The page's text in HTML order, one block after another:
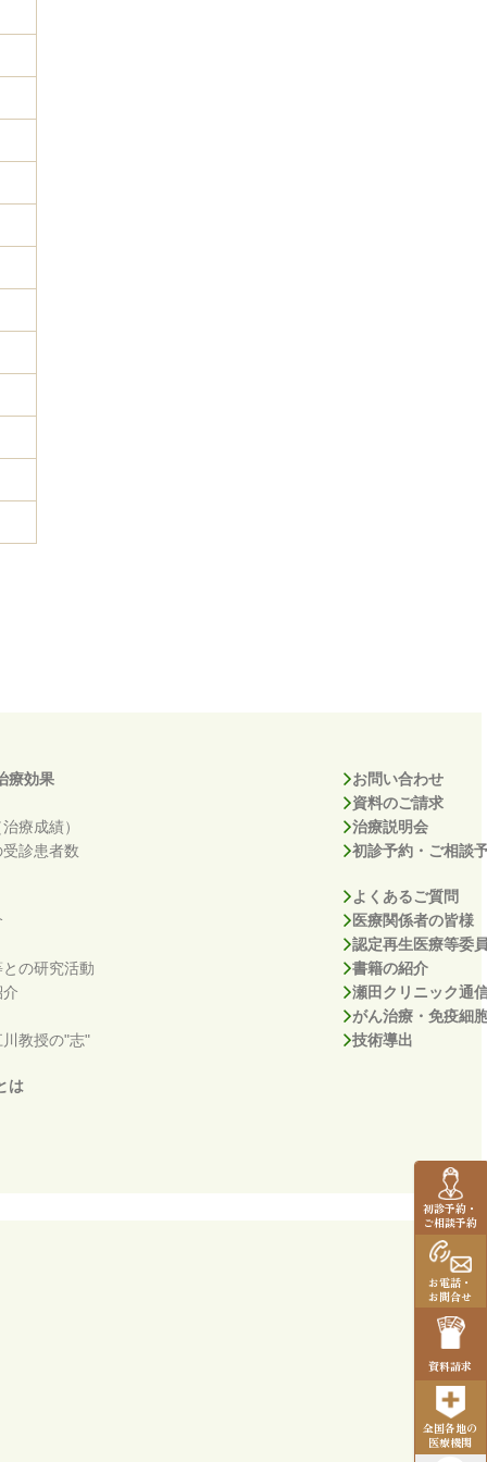
療効果
療成績）
診患者数
の研究活動
教授の"志"
は
お問い合わせ
資料のご請求
治療説明会
初診予約・ご相談
よくあるご質問
医療関係者の皆様
認定再生医療等委
書籍の紹介
瀬田クリニック通
がん治療・免疫細
技術導出
初診予約・
ご相談予約
お電話・
お問合せ
資料請求
全国各地の
医療機関